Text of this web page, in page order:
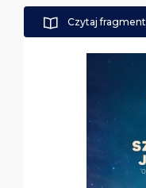
Czytaj fragment